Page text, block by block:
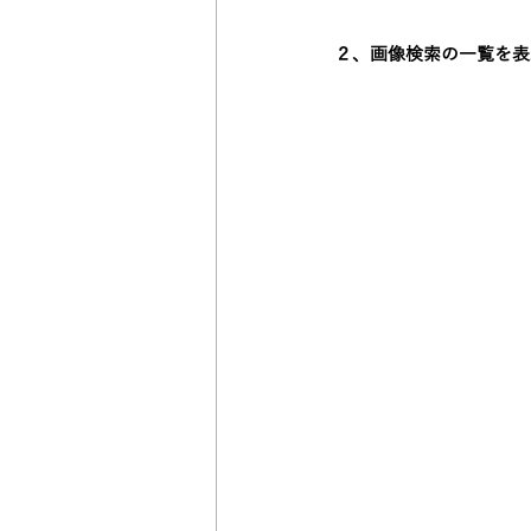
２、画像検索の一覧を